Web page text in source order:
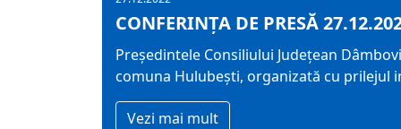
CONFERINȚA DE PRESĂ
Președintele Consiliului Județean
comuna Hulubești, organizată cu prilejul
Vezi mai mult